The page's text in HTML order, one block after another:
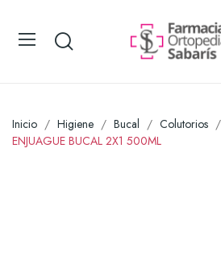
Inicio Higiene Bucal Colutorios
ENJUAGUE BUCAL 2X1 500ML